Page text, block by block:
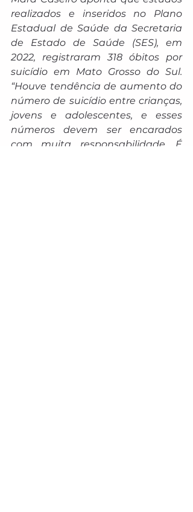
realizados e inseridos no Plano
Estadual de Saúde da Secretaria
de Estado de Saúde (SES), em
2022, registraram 318 óbitos por
suicídio em Mato Grosso do Sul.
“Houve tendência de aumento do
número de suicídio entre crianças,
jovens e adolescentes, e esses
números devem ser encarados
com muita responsabilidade. É